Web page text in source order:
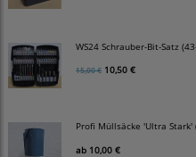
WS24 Schrauber-Bit-Satz
15,00 € 10,50 €
Profi Müllsäcke 'Ultra Stark'
ab 10,00 €